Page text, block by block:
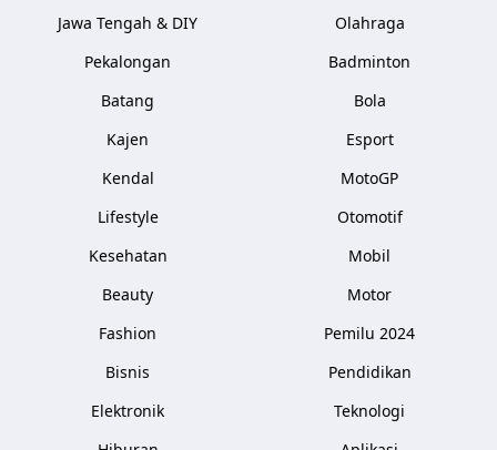
Jawa Tengah & DIY
Pekalongan
Batang
Kajen
Kendal
Lifestyle
Kesehatan
Beauty
Fashion
Bisnis
Elektronik
Olahraga
Badminton
Bola
Esport
MotoGP
Otomotif
Mobil
Motor
Pemilu 2024
Pendidikan
Teknologi